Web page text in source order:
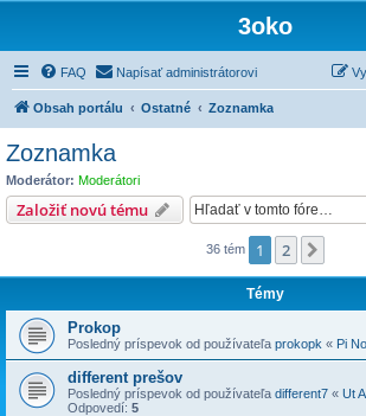
3oko
FAQ Napísať administrátorovi
Obsah portálu Ostatné Zoznamka
Zoznamka
Moderátor: Moderátori
Založiť novú tému
36 tém 1 2
Témy
Prokop
Posledný príspevok od používateľa prokopk « Pi
different prešov
Posledný príspevok od používateľa different7 « Ut
Odpovedí: 5